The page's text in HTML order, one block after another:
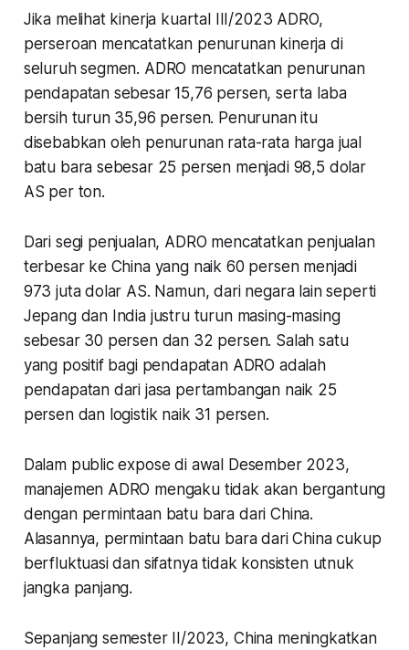
Jika melihat kinerja kuartal III/2023 ADRO,
perseroan mencatatkan penurunan kinerja di
seluruh segmen. ADRO mencatatkan penurunan
pendapatan sebesar 15,76 persen, serta laba
bersih turun 35,96 persen. Penurunan itu
disebabkan oleh penurunan rata-rata harga jual
batu bara sebesar 25 persen menjadi 98,5 dolar
AS per ton.
Dari segi penjualan, ADRO mencatatkan penjualan
terbesar ke China yang naik 60 persen menjadi
973 juta dolar AS. Namun, dari negara lain seperti
Jepang dan India justru turun masing-masing
sebesar 30 persen dan 32 persen. Salah satu
yang positif bagi pendapatan ADRO adalah
pendapatan dari jasa pertambangan naik 25
persen dan logistik naik 31 persen.
Dalam public expose di awal Desember 2023,
manajemen ADRO mengaku tidak akan bergantung
dengan permintaan batu bara dari China.
Alasannya, permintaan batu bara dari China cukup
berfluktuasi dan sifatnya tidak konsisten utnuk
jangka panjang.
Sepanjang semester II/2023, China meningkatkan